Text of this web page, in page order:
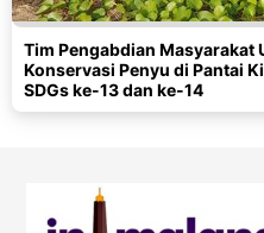
Tim Pengabdian Masyarakat
Konservasi Penyu di Pantai
SDGs ke-13 dan ke-14